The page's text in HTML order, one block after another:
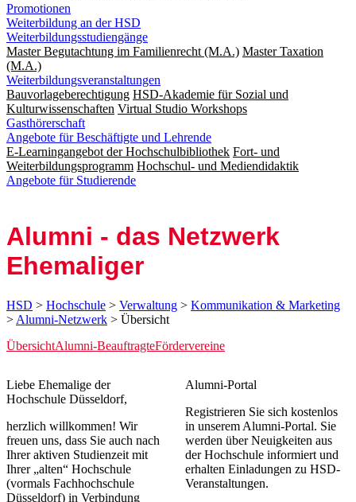
Promotionen
Weiterbildung an der HSD
Weiterbildungsstudiengänge
Master Begutachtung im Familienrecht (M.A.) Master Taxation
(M.A.)
Weiterbildungsveranstaltungen
Bauvorlageberechtigung HSD-Akademie für Sozial und
Kulturwissenschaften Virtual Studio Workshops
Gasthörerschaft
Angebote für Beschäftigte und Lehrende
E-Learningangebot der Hochschulbibliothek Fort- und
Weiterbildungsprogramm Hochschul- und Mediendidaktik
Angebote für Studierende
Alumni - das Netzwerk
Ehemaliger
HSD > Hochschule > Verwaltung > Kommunikation & Marketing
> Alumni-Netzwerk > Übersicht
ÜbersichtAlumni-BeauftragteFördervereine
​​​​​​​​​​​​​​​​​​​​​​​​​​​​​​​​​​​​​​​​​​​​​​​​​​​​​​​​​​​​​​​​Liebe Ehemalige der
Hochschule Düsseldorf,​
herzlich willkommen! Wir
freuen uns, dass Sie auch nach
Ihrer aktiven Studienzeit mit
Ihrer „alten“ Hochschule
(vormals Fachhochschule
Düsseldorf) in Verbindung
Alumni-Portal
Registrieren Sie sich kostenlos
in unserem Alumni-Portal. Sie
werden über Neuigkeiten aus
der Hochschule informiert und
erhalten Einladungen zu HSD-
Veranstaltungen.